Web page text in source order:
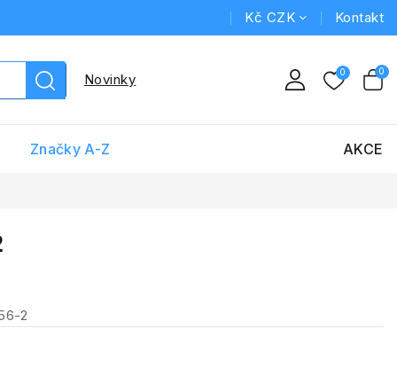
Kč CZK Kontakt
Novinky
Značky A-Z AKCE
2